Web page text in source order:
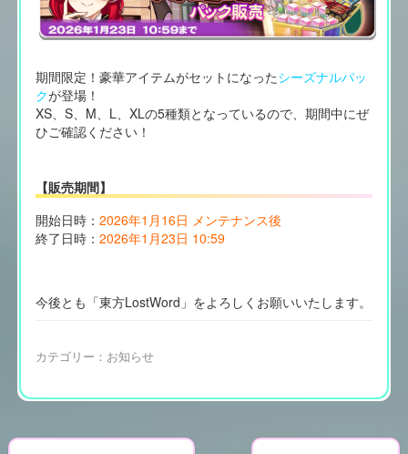
期間限定！豪華アイテムがセットになったシーズナルパッ
クが登場！
XS、S、M、L、XLの5種類となっているので、期間中にぜ
ひご確認ください！
【販売期間】
開始日時： 2026年1月16日 メンテナンス後
終了日時： 2026年1月23日 10:59
今後とも「東方LostWord」をよろしくお願いいたします。
カテゴリー： お知らせ